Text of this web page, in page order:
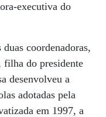
executiva do
coordenadoras,
filha do presidente
desenvolveu a
adotadas pela
em 1997, a